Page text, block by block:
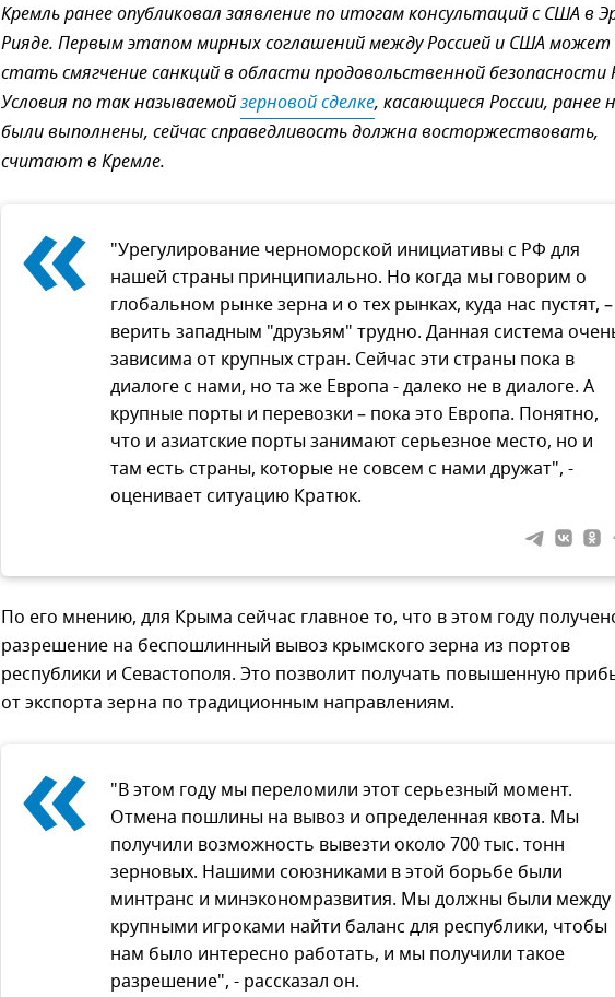
Кремль ранее опубликовал заявление по итогам консультаций с США в
Рияде. Первым этапом мирных соглашений между Россией и США может
стать смягчение санкций в области продовольственной безопасности
Условия по так называемойзерновой сделке, касающиеся России, ранее
были выполнены, сейчас справедливость должна восторжествовать,
считают в Кремле.
«
"Урегулирование черноморской инициативы с РФ для
нашей страны принципиально. Но когда мы говорим о
глобальном рынке зерна и о тех рынках, куда нас пустят, –
верить западным "друзьям" трудно. Данная система
зависима от крупных стран. Сейчас эти страны пока в
диалоге с нами, но та же Европа - далеко не в диалоге. А
крупные порты и перевозки – пока это Европа. Понятно,
что и азиатские порты занимают серьезное место, но и
там есть страны, которые не совсем с нами дружат", -
оценивает ситуацию Кратюк.
По его мнению, для Крыма сейчас главное то, что в этом году
разрешение на беспошлинный вывоз крымского зерна из портов
республики и Севастополя. Это позволит получать повышенную
от экспорта зерна по традиционным направлениям.
«
"В этом году мы переломили этот серьезный момент.
Отмена пошлины на вывоз и определенная квота. Мы
получили возможность вывезти около 700 тыс. тонн
зерновых. Нашими союзниками в этой борьбе были
минтранс и минэкономразвития. Мы должны были между
крупными игроками найти баланс для республики, чтобы
нам было интересно работать, и мы получили такое
разрешение", - рассказал он.